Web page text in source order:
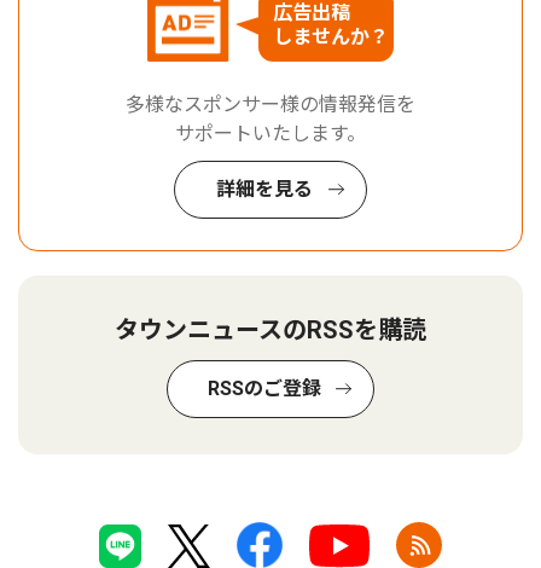
広告出稿
しませんか？
多様なスポンサー様の情報発信を
サポートいたします。
詳細を見る
タウンニュースのRSSを購読
RSSのご登録